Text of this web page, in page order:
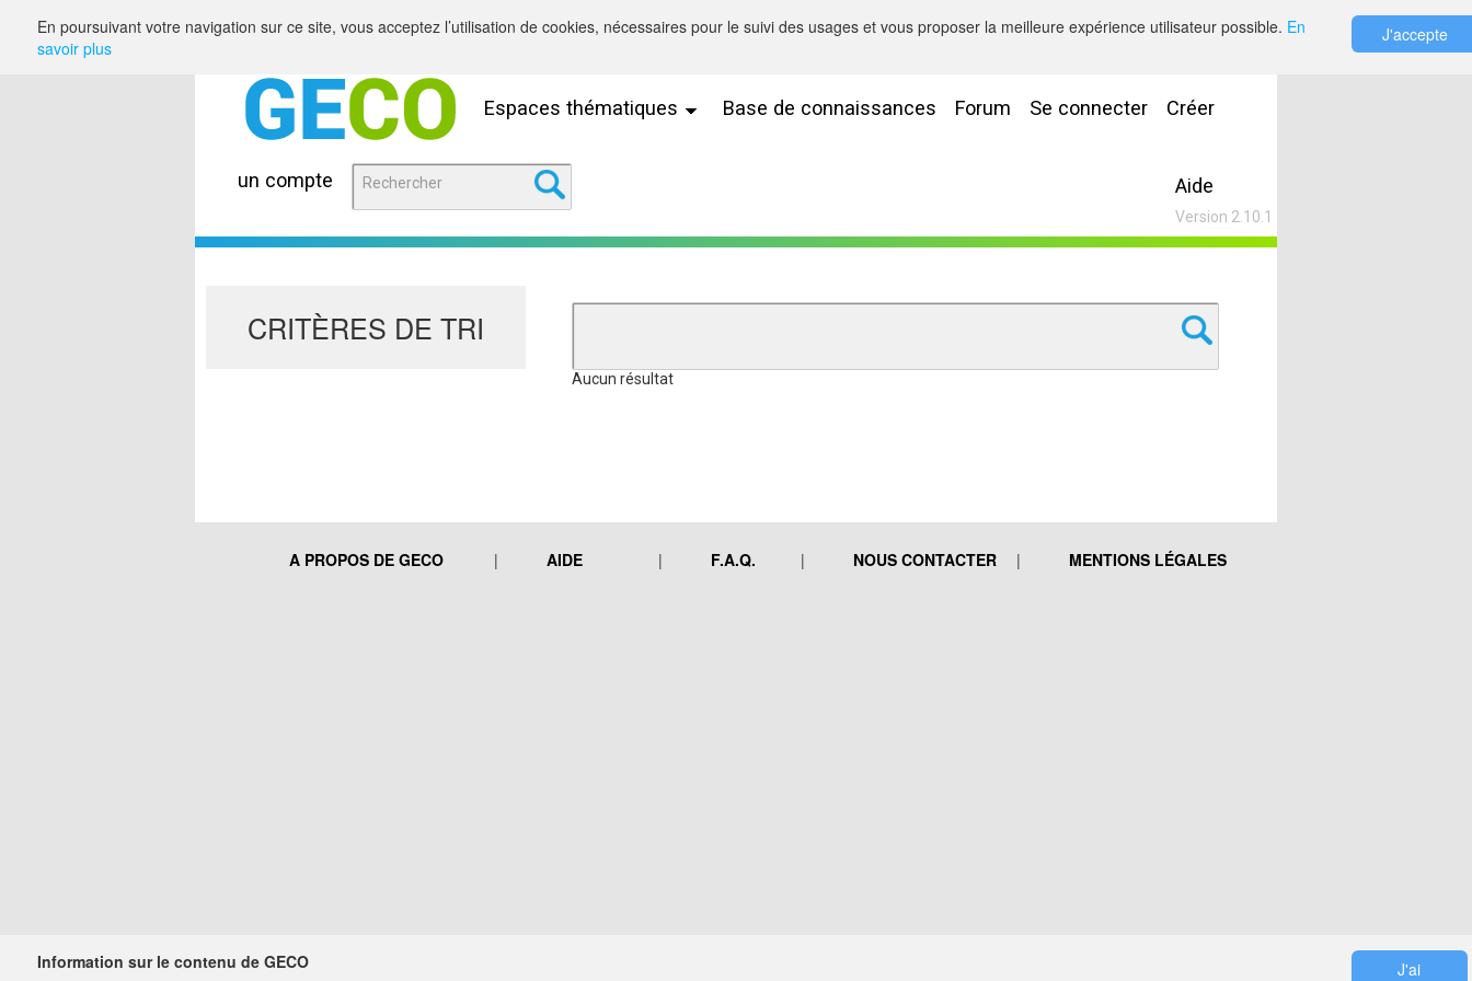
Espaces thématiques Base de connaissances Forum Se connecter Créer
un compte Aide
Version 2.10.1
CRITÈRES DE TRI
Aucun résultat
A PROPOS DE GECO AIDE F.A.Q. NOUS CONTACTER MENTIONS LÉGALES
En poursuivant votre navigation sur ce site, vous acceptez l’utilisation de cookies, nécessaires pour le suivi des usages et vous proposer la meilleure expérience utilisateur possible. En
savoir plus
J'accepte
Information sur le contenu de GECO
J'ai